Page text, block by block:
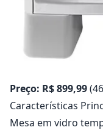
Preço: R$ 899,99
Características
Mesa em vidro